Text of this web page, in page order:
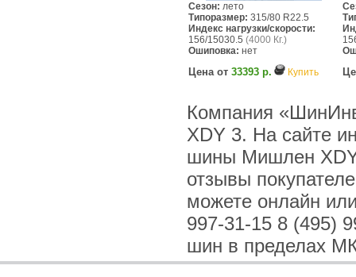
Сезон: лето
Типоразмер: 315/80 R22.5
Индекс нагрузки/скорости:
156/15030.5 (4000 Кг.)
Ошиповка: нет
Цена от 33393 р. Купить
Компания
XDY 3. На сайте
шины Мишлен XDY
отзывы
можете онлайн
997-31-15 8 (495)
шин в пределах